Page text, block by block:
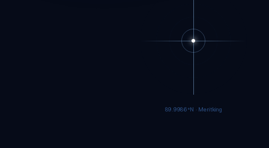
89.9983°N · Meritking